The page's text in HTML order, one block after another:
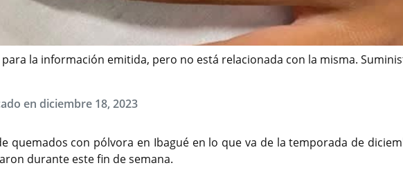
la información emitida, pero no está relacionada con la misma.
en diciembre 18, 2023
quemados con pólvora en Ibagué en lo que va de la temporada de
durante este fin de semana.